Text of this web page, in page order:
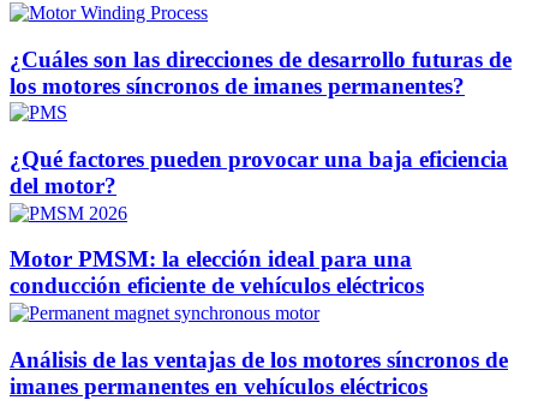
¿Cuáles son las direcciones de desarrollo futuras de
los motores síncronos de imanes permanentes?
¿Qué factores pueden provocar una baja eficiencia
del motor?
Motor PMSM: la elección ideal para una
conducción eficiente de vehículos eléctricos
Análisis de las ventajas de los motores síncronos de
imanes permanentes en vehículos eléctricos